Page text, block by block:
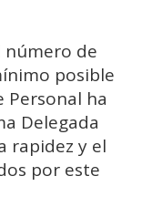
número de
posible
Personal ha
Delegada
rapidez y el
por este